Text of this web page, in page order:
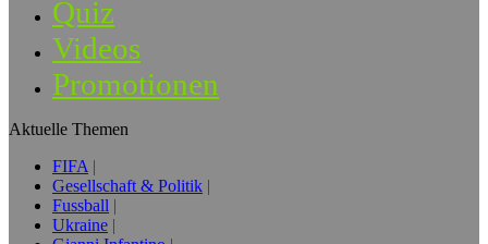
Quiz
Videos
Promotionen
Aktuelle Themen
FIFA
Gesellschaft & Politik
Fussball
Ukraine